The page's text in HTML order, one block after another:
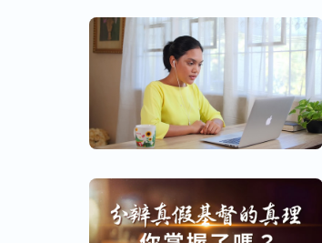
这完全是圣灵作工带领达到的
世作工应该是真道，有圣灵的
我心里一阵激动，觉得能在有
全能神教会有真理的发表
我现在确定全能神教会的确有
给人带来道路、生命。如果全
道。接下来，我继续关注全能